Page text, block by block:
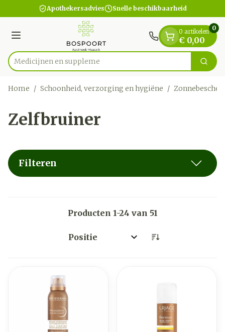
Ga naar de inhoudApothekersadvies Snelle beschikbaarheid
Menu
Product, merk, categorie...
Med Zoek
0 artikelen
€ 0,00
0
Home / Schoonheid, verzorging en hygiëne /
Zelfbruiner
Filteren
Producten 1-24 van 51
Sorteer op: